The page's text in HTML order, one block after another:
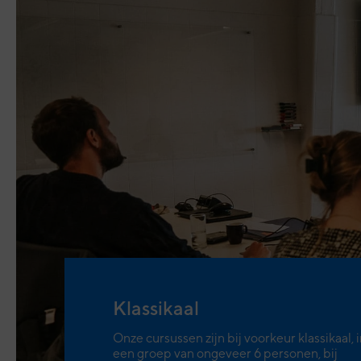
Klassikaal
Onze cursussen zijn bij voorkeur klassikaal,
een groep van ongeveer 6 personen, bij